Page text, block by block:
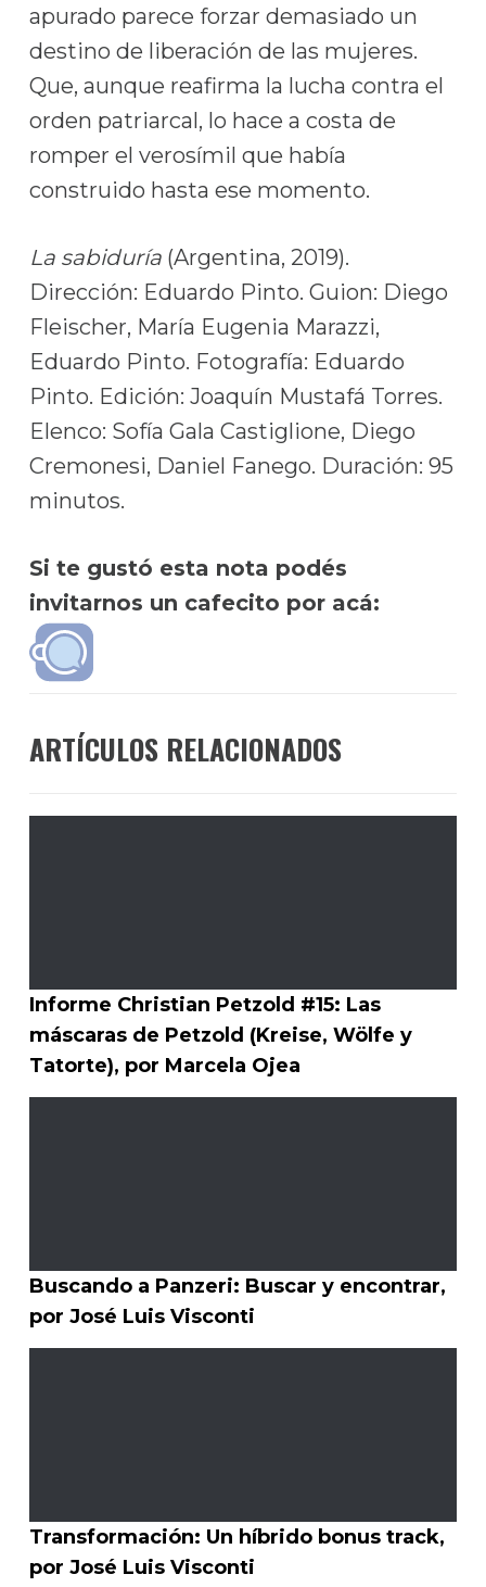
apurado parece forzar demasiado un
destino de liberación de las mujeres.
Que, aunque reafirma la lucha contra el
orden patriarcal, lo hace a costa de
romper el verosímil que había
construido hasta ese momento.
La sabiduría(Argentina, 2019).
Dirección: Eduardo Pinto. Guion: Diego
Fleischer, María Eugenia Marazzi,
Eduardo Pinto. Fotografía: Eduardo
Pinto. Edición: Joaquín Mustafá Torres.
Elenco: Sofía Gala Castiglione, Diego
Cremonesi, Daniel Fanego. Duración: 95
minutos.
Si te gustó esta nota podés
invitarnos un cafecito por acá:
ARTÍCULOS RELACIONADOS
Informe Christian Petzold #15: Las
máscaras de Petzold (Kreise, Wölfe y
Tatorte), por Marcela Ojea
Buscando a Panzeri: Buscar y encontrar,
por José Luis Visconti
Transformación: Un híbrido bonus track,
por José Luis Visconti